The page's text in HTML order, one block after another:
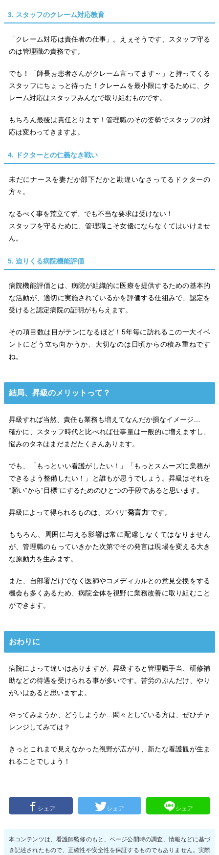
3. スタッフのクレーム対応教育
「クレーム対応は責任者の仕事」。えぇそうです、スタッフ守る
のは管理職の責務です。
でも！「師長ぉ患者さんがクレーム言ってます～」と持ってくる
スタッフにちょっと待った！クレームを最小限にするために、ク
レーム対応はスタッフみんなで取り組むものです。
もちろん最後は責任とります！管理職のその姿勢でスタッフの対
応は変わってきますよ。
4. ドクターとの仁義なき戦い
未だにナースを妻だか部下だかと勘違いなさってるドクターの
方々。
なるべく事を荒立てず、でも不当な要求は受けない！
スタッフを守るために、管理職こそ女優にならなくてはいけませ
ん。
5. 迫りくる病院機能評価
病院機能評価とは、病院が組織的に医療を提供するための基本的
な活動が、適切に実施されているかを評価する仕組みで、認定を
受けると認定病院の証明がもらえます。
その項目数は目がテンになるほど！5年毎に訪れるこの一大イベ
ントにどう立ち向かうか、大切なのは日頃からの積み重ねです
ね。
結局、昇級のメリットって？
昇級すれば当然、責任も業務も増えてなんだか損なイメージ…
確かに、スタッフ時代と比べれば仕事量は一般的に増えますし、
悩みのタネはまだまだたくさんあります。
でも、「もっといい看護がしたい！」「もっとスムーズに業務が
できるよう整備したい！」と誰もが思うでしょう。昇級はそれを
“願い”から“目標”にするためのひとつの手段であると思います。
昇級によって得られるものは、ズバリ”発言力”です。
もちろん、周囲に与える影響は常に配慮しなくてはなりません
が、管理職のもっていきかた次第でその発言は現場を変える大き
な原動力を生みます。
また、自部署だけでなく医師やコメディカルとの意見交換をする
機会も多くあるため、病院全体を視野に業務改善に取り組むこと
ができます。
おわりに
病院によって違いはありますが、昇級すると管理職手当、研修補
助などの待遇を受けられる事が多いです。苦労のぶんだけ、やり
がいはあると思いますよ。
やってみようか、どうしようか…悶々としている方は、ぜひチャ
レンジしてみては？
きっとこれまで見えなかった視野が広がり、新たな看護観が生ま
れることでしょう！
シェア シェア シェア
本コンテンツは、看護師監修のもと、ページ公開時の調査、情報などに基づ
き記述されたもので、正確性や安全性を保証するものでもありません。実際